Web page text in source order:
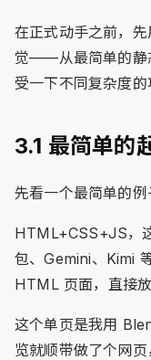
在正式动手之前，
觉——从最简单的静
受一下不同复杂度的
3.1 最简单的
先看一个最简单的例
HTML+CSS+JS，
包、Gemini、Kimi
HTML 页面，直接
这个单页是我用
览就顺带做了个网